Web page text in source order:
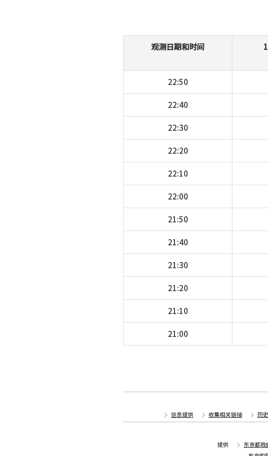
观测日期和时间
22:50
22:40
22:30
22:20
22:10
22:00
21:50
21:40
21:30
21:20
21:10
21:00
信息提供 收集相关链接 历
提供 东京都政